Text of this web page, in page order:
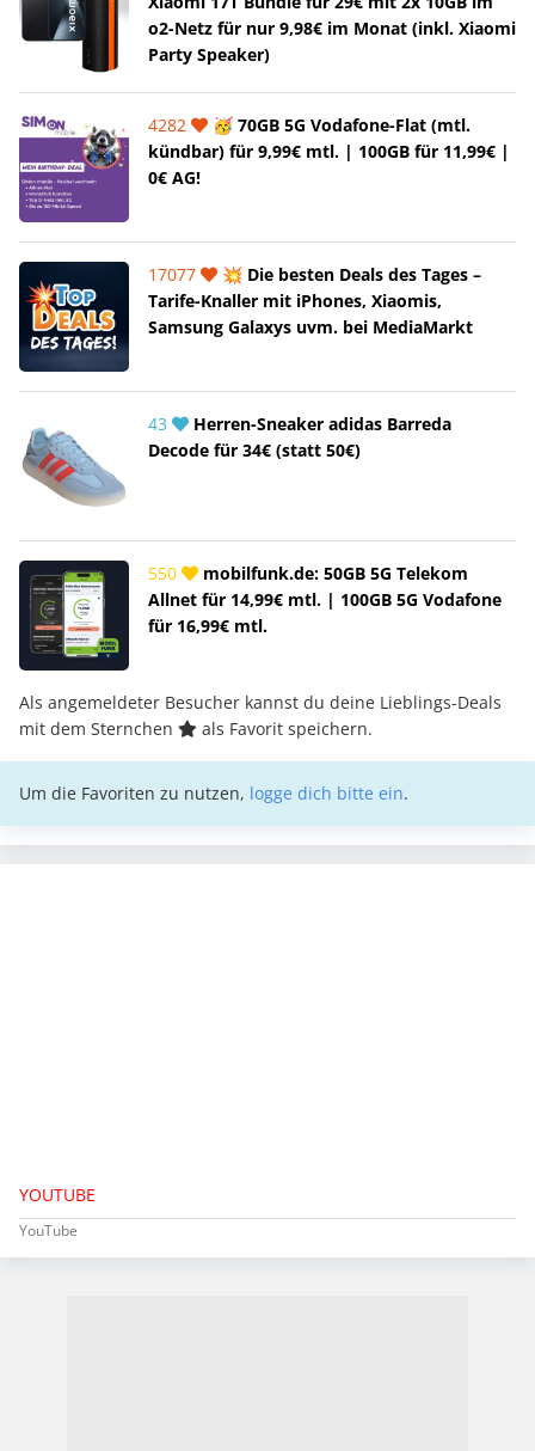
o2-Netz für nur 9,98€ im Monat (inkl. Xiaomi
Party Speaker)
4282
🥳 70GB 5G Vodafone-Flat (mtl.
kündbar) für 9,99€ mtl. | 100GB für 11,99€ |
0€ AG!
17077
💥 Die besten Deals des Tages –
Tarife-Knaller mit iPhones, Xiaomis,
Samsung Galaxys uvm. bei MediaMarkt
43
Herren-Sneaker adidas Barreda
Decode für 34€ (statt 50€)
550
mobilfunk.de: 50GB 5G Telekom
Allnet für 14,99€ mtl. | 100GB 5G Vodafone
für 16,99€ mtl.
Als angemeldeter Besucher kannst du deine Lieblings-Deals
mit dem Sternchen
als Favorit speichern.
Um die Favoriten zu nutzen, logge dich bitte ein.
YOUTUBE
YouTube